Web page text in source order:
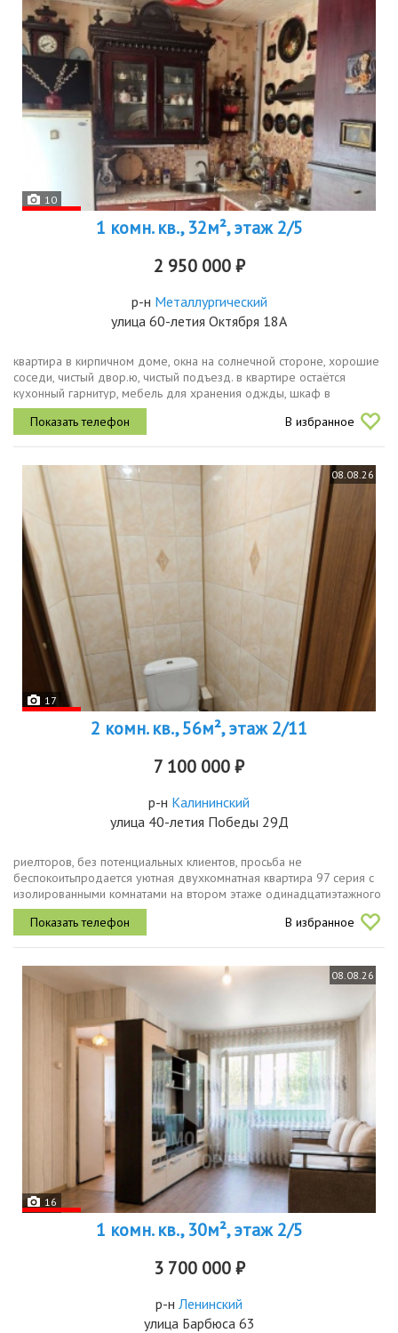
10
1 комн. кв., 32м², этаж 2/5
2 950 000 ₽
р-н Металлургический
улица 60-летия Октября 18А
квартира в кирпичном доме, окна на солнечной стороне, хорошие
соседи, чистый двор.ю, чистый подъезд. в квартире остаётся
кухонный гарнитур, мебель для хранения оджды, шкаф в
прихожей, мебель в ванной, водонагреватель.балкон остеклен.
ванная кафель...
В избранное
08.08.26
17
2 комн. кв., 56м², этаж 2/11
7 100 000 ₽
р-н Калининский
улица 40-летия Победы 29Д
риелторов, без потенциальных клиентов, просьба не
беспокоитьпродается уютная двухкомнатная квартира 97 серия с
изолированными комнатами на втором этаже одинадцатиэтажного
панельного дома. из окон вид во двор, где расположены детский
сад, детская и...
В избранное
08.08.26
16
1 комн. кв., 30м², этаж 2/5
3 700 000 ₽
р-н Ленинский
улица Барбюса 63